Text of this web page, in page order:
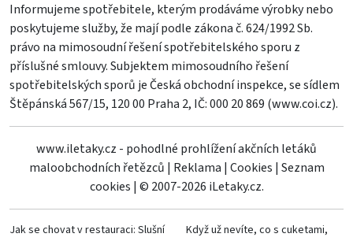
Informujeme spotřebitele, kterým prodáváme výrobky nebo
poskytujeme služby, že mají podle zákona č. 624/1992 Sb.
právo na mimosoudní řešení spotřebitelského sporu z
příslušné smlouvy. Subjektem mimosoudního řešení
spotřebitelských sporů je Česká obchodní inspekce, se sídlem
Štěpánská 567/15, 120 00 Praha 2, IČ: 000 20 869 (www.coi.cz).
www.iletaky.cz - pohodlné prohlížení akčních letáků
maloobchodních řetězců | Reklama | Cookies | Seznam
cookies | © 2007-2026 iLetaky.cz.
Jak se chovat v restauraci: Slušní
Když už nevíte, co s cuketami,